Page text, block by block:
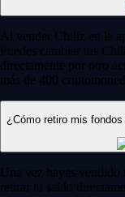
Al vender Chiliz en la
Puedes cambiar tus
directamente por otro
más de 400
¿Cómo retiro mis
Una vez hayas
retirar tu saldo